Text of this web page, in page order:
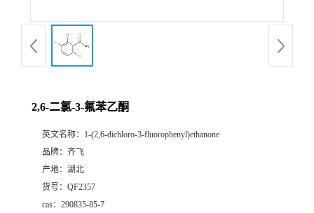
联
系
2,6-二氯-3-氟苯乙酮
英文名称： 1-(2,6-dichloro-3-fluorophenyl)ethanone
品牌： 齐飞
产地： 湖北
货号： QF2357
cas： 290835-85-7